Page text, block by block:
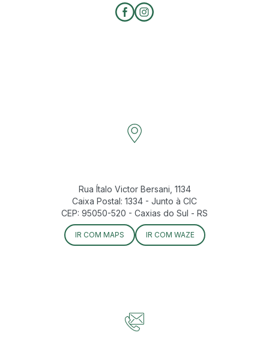
Rua Ítalo Victor Bersani, 1134
Caixa Postal: 1334 - Junto à CIC
CEP: 95050-520 - Caxias do Sul - RS
IR COM MAPS IR COM WAZE